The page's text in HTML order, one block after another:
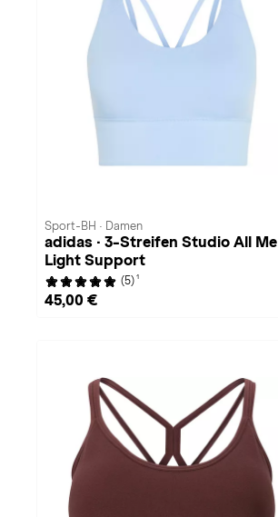
Sport-BH · Damen
adidas · 3-Streifen Studio All Me
Light Support
(5) 1
45,00 €